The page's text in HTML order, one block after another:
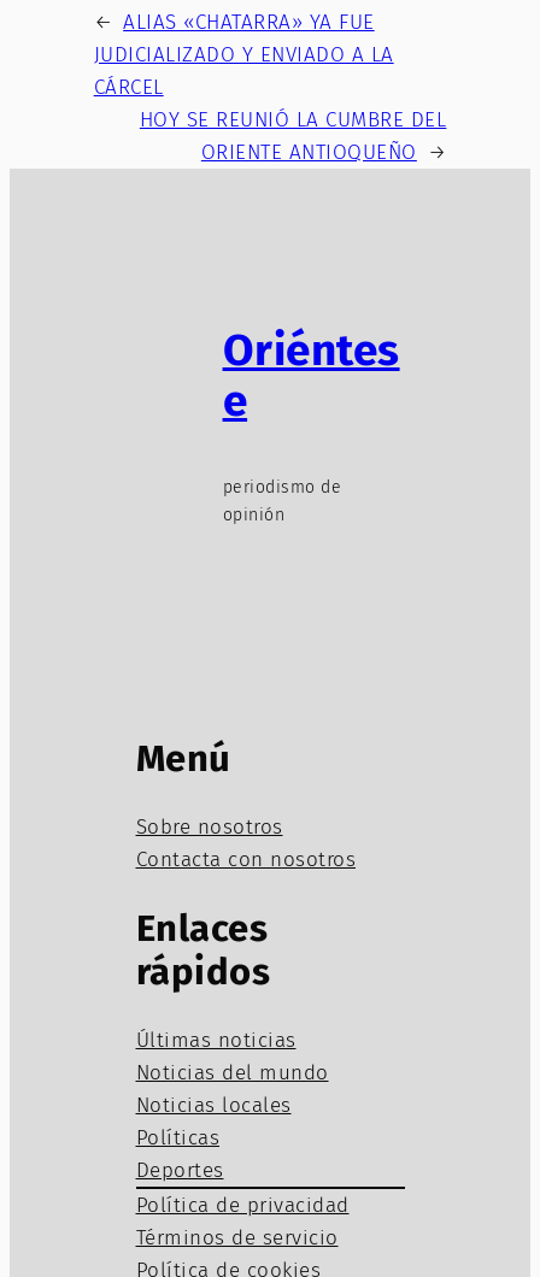
← ALIAS «CHATARRA» YA FUE
JUDICIALIZADO Y ENVIADO A LA
CÁRCEL
HOY SE REUNIÓ LA CUMBRE DEL
ORIENTE ANTIOQUEÑO
→
Oriéntes
e
periodismo de
opinión
Menú
Sobre nosotros
Contacta con nosotros
Enlaces
rápidos
Últimas noticias
Noticias del mundo
Noticias locales
Políticas
Deportes
Política de privacidad
Términos de servicio
Política de cookies